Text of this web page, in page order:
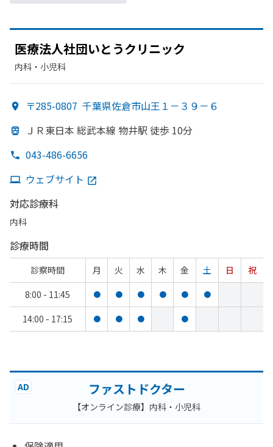
医療法人社団いとうクリニック
内科・​小児科
〒285-0807 千葉県佐倉市山王１－３９－６
ＪＲ東日本 総武本線 物井駅 徒歩 10分
043-486-6656
ウェブサイト
対応診療科
内科
診療時間
診察時間 月 火 水 木 金 土 日
祝
8:00 - 11:45
● ● ● ● ● ●
14:00 - 17:15 ● ● ● ●
AD ファストドクター
【オンライン診療】内科・小児科